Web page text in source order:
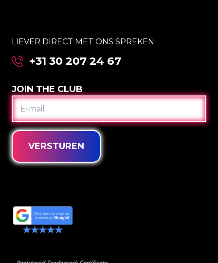
LIEVER DIRECT MET ONS SPREKEN:
+31 30 207 24 67
JOIN THE CLUB
E-
MAIL
VERSTUREN